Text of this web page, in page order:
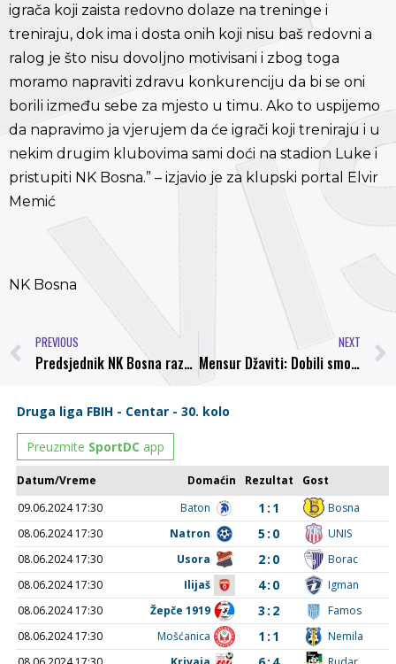
igrača koji zaista redovno dolaze na treninge i
treniraju, dok ima i dosta onih koji nisu baš redovni a
ralog je što nisu dovoljno motivisani i zbog toga
moramo napraviti zdravu konkurenciju da bi se oni
borili između sebe za mjesto u timu. Ako to uspijemo
da napravimo ja vjerujem da će igrači koji treniraju i u
nekim drugim klubovima sami doći na stadion Luke i
pristupiti NK Bosna.” – izjavio je za klupski portal Elvir
Memić
NK Bosna
PREVIOUS
Predsjednik NK Bosna razgovarao u Visokom sa najuspješnijim tandemom u istoriji FK Sarajevo
NEXT
Mensur Džaviti: Dobili smo šansu da ostvarimo ono o čemu se godinama priča u Visokom, a to je ta neka “Visočka priča”